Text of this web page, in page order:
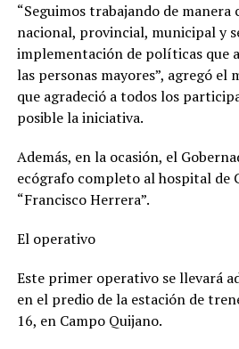
“Seguimos trabajando de
nacional, provincial, municipal y
implementación de políticas que
las personas mayores”, agregó el
que agradeció a todos los
posible la iniciativa.
Además, en la ocasión, el
ecógrafo completo al hospital de
“Francisco Herrera”.
El operativo
Este primer operativo se llevará
en el predio de la estación de
16, en Campo Quijano.